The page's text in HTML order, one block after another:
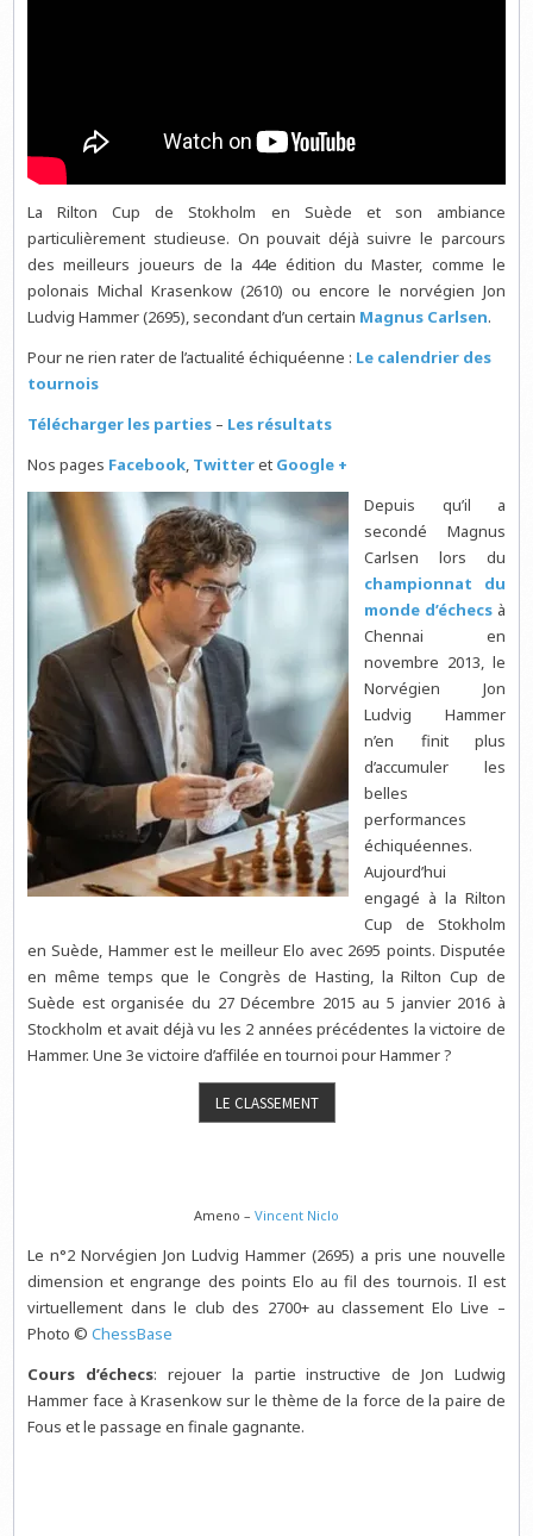
La Rilton Cup de Stokholm en Suède et son ambiance
particulièrement studieuse. On pouvait déjà suivre le parcours
des meilleurs joueurs de la 44e édition du Master, comme le
polonais Michal Krasenkow (2610) ou encore le norvégien Jon
Ludvig Hammer (2695), secondant d’un certain Magnus Carlsen.
Pour ne rien rater de l’actualité échiquéenne : Le calendrier des
tournois
Télécharger les parties – Les résultats
Nos pages Facebook, Twitteret Google +
Depuis qu’il a
secondé Magnus
Carlsen lors du
championnat du
monde d’échecs à
Chennai en
novembre 2013, le
Norvégien Jon
Ludvig Hammer
n’en finit plus
d’accumuler les
belles
performances
échiquéennes.
Aujourd’hui
engagé à la Rilton
Cup de Stokholm
en Suède, Hammer est le meilleur Elo avec 2695 points. Disputée
en même temps que le Congrès de Hasting, la Rilton Cup de
Suède est organisée du 27 Décembre 2015 au 5 janvier 2016 à
Stockholm et avait déjà vu les 2 années précédentes la victoire de
Hammer. Une 3e victoire d’affilée en tournoi pour Hammer ?
Ameno – Vincent Niclo
Le n°2 Norvégien Jon Ludvig Hammer (2695) a pris une nouvelle
dimension et engrange des points Elo au fil des tournois. Il est
virtuellement dans le club des 2700+ au classement Elo Live –
Photo ©ChessBase
Cours d’échecs: rejouer la partie instructive de Jon Ludwig
Hammer face à Krasenkow sur le thème de la force de la paire de
Fous et le passage en finale gagnante.